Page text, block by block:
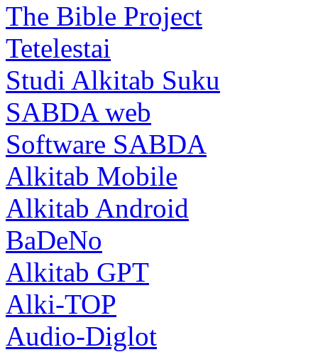
The Bible Project
Tetelestai
Studi Alkitab Suku
SABDA web
Software SABDA
Alkitab Mobile
Alkitab Android
BaDeNo
Alkitab GPT
Alki-TOP
Audio-Diglot